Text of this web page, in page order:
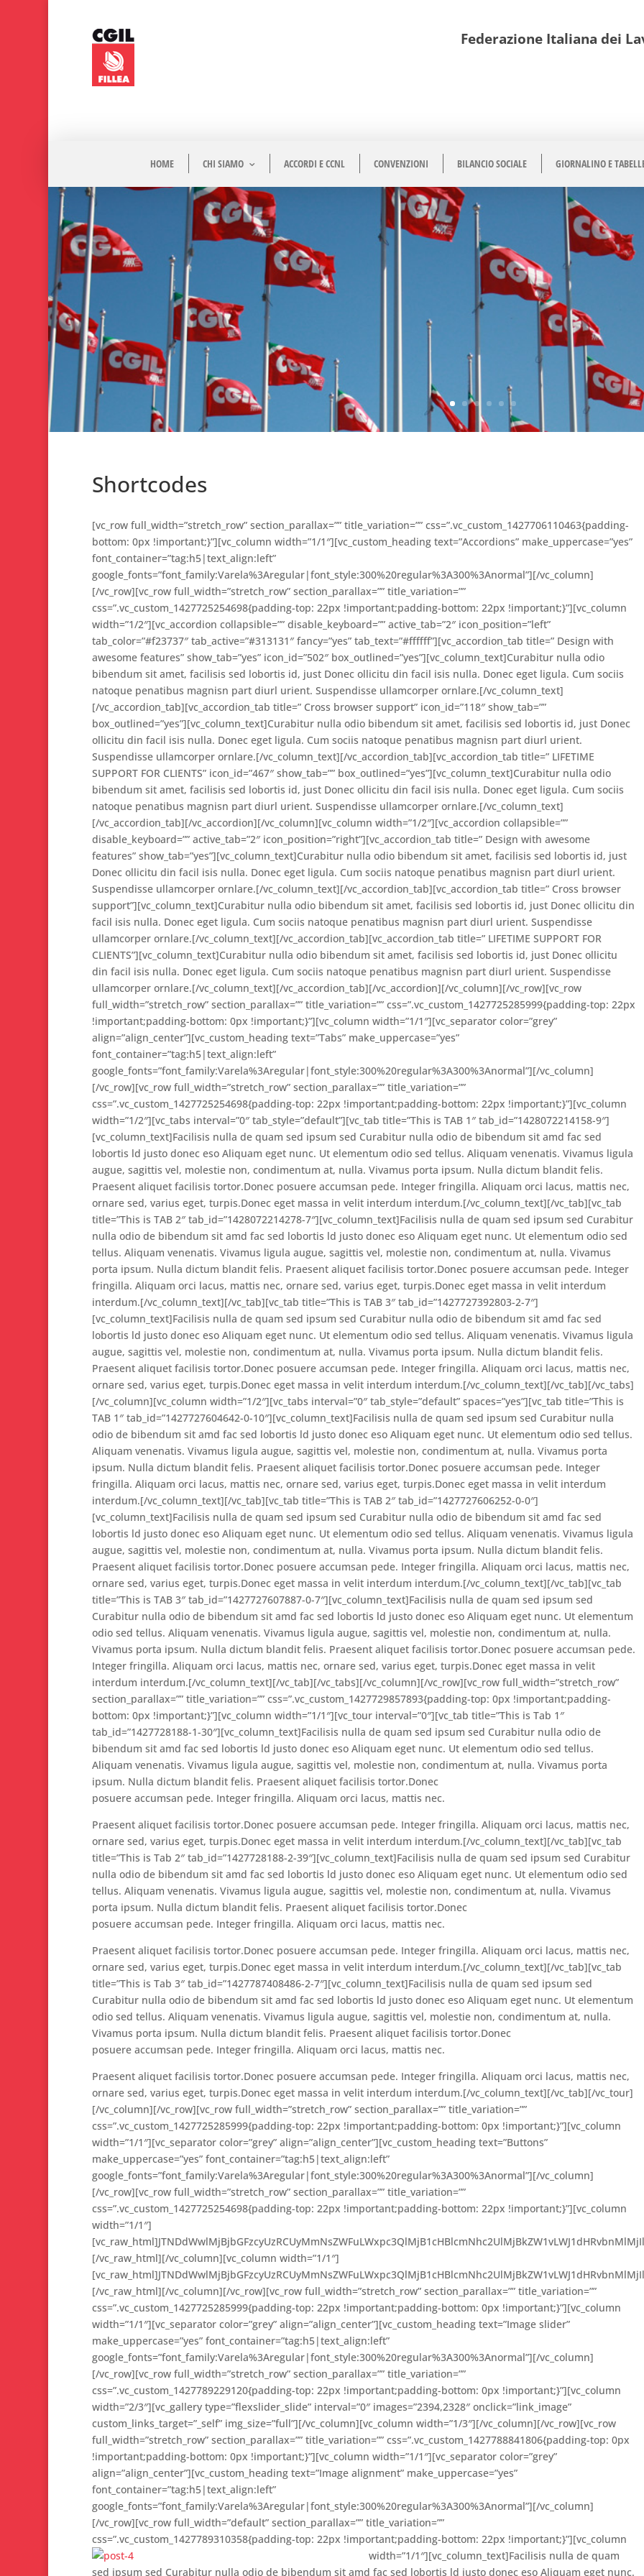
Federazione Italiana dei
HOME CHI SIAMO ACCORDI E CCNL CONVENZIONI BILANCIO SOCIALE GIORNALINO E
Shortcodes
[vc_row full_width=”stretch_row” section_parallax=”” title_variation=”” css=”.vc_custom_1427706110463{padding-
bottom: 0px !important;}”][vc_column width=”1/1″][vc_custom_heading text=”Accordions” make_uppercase=”yes”
font_container=”tag:h5|text_align:left”
google_fonts=”font_family:Varela%3Aregular|font_style:300%20regular%3A300%3Anormal”][/vc_column]
[/vc_row][vc_row full_width=”stretch_row” section_parallax=”” title_variation=””
css=”.vc_custom_1427725254698{padding-top: 22px !important;padding-bottom: 22px !important;}”][vc_column
width=”1/2″][vc_accordion collapsible=”” disable_keyboard=”” active_tab=”2″ icon_position=”left”
tab_color=”#f23737″ tab_active=”#313131″ fancy=”yes” tab_text=”#ffffff”][vc_accordion_tab title=” Design with
awesome features” show_tab=”yes” icon_id=”502″ box_outlined=”yes”][vc_column_text]Curabitur nulla odio
bibendum sit amet, facilisis sed lobortis id, just Donec ollicitu din facil isis nulla. Donec eget ligula. Cum sociis
natoque penatibus magnisn part diurl urient. Suspendisse ullamcorper ornlare.[/vc_column_text]
[/vc_accordion_tab][vc_accordion_tab title=” Cross browser support” icon_id=”118″ show_tab=””
box_outlined=”yes”][vc_column_text]Curabitur nulla odio bibendum sit amet, facilisis sed lobortis id, just Donec
ollicitu din facil isis nulla. Donec eget ligula. Cum sociis natoque penatibus magnisn part diurl urient.
Suspendisse ullamcorper ornlare.[/vc_column_text][/vc_accordion_tab][vc_accordion_tab title=” LIFETIME
SUPPORT FOR CLIENTS” icon_id=”467″ show_tab=”” box_outlined=”yes”][vc_column_text]Curabitur nulla odio
bibendum sit amet, facilisis sed lobortis id, just Donec ollicitu din facil isis nulla. Donec eget ligula. Cum sociis
natoque penatibus magnisn part diurl urient. Suspendisse ullamcorper ornlare.[/vc_column_text]
[/vc_accordion_tab][/vc_accordion][/vc_column][vc_column width=”1/2″][vc_accordion collapsible=””
disable_keyboard=”” active_tab=”2″ icon_position=”right”][vc_accordion_tab title=” Design with awesome
features” show_tab=”yes”][vc_column_text]Curabitur nulla odio bibendum sit amet, facilisis sed lobortis id, just
Donec ollicitu din facil isis nulla. Donec eget ligula. Cum sociis natoque penatibus magnisn part diurl urient.
Suspendisse ullamcorper ornlare.[/vc_column_text][/vc_accordion_tab][vc_accordion_tab title=” Cross browser
support”][vc_column_text]Curabitur nulla odio bibendum sit amet, facilisis sed lobortis id, just Donec ollicitu din
facil isis nulla. Donec eget ligula. Cum sociis natoque penatibus magnisn part diurl urient. Suspendisse
ullamcorper ornlare.[/vc_column_text][/vc_accordion_tab][vc_accordion_tab title=” LIFETIME SUPPORT FOR
CLIENTS”][vc_column_text]Curabitur nulla odio bibendum sit amet, facilisis sed lobortis id, just Donec ollicitu
din facil isis nulla. Donec eget ligula. Cum sociis natoque penatibus magnisn part diurl urient. Suspendisse
ullamcorper ornlare.[/vc_column_text][/vc_accordion_tab][/vc_accordion][/vc_column][/vc_row][vc_row
full_width=”stretch_row” section_parallax=”” title_variation=”” css=”.vc_custom_1427725285999{padding-top: 22px
!important;padding-bottom: 0px !important;}”][vc_column width=”1/1″][vc_separator color=”grey”
align=”align_center”][vc_custom_heading text=”Tabs” make_uppercase=”yes”
font_container=”tag:h5|text_align:left”
google_fonts=”font_family:Varela%3Aregular|font_style:300%20regular%3A300%3Anormal”][/vc_column]
[/vc_row][vc_row full_width=”stretch_row” section_parallax=”” title_variation=””
css=”.vc_custom_1427725254698{padding-top: 22px !important;padding-bottom: 22px !important;}”][vc_column
width=”1/2″][vc_tabs interval=”0″ tab_style=”default”][vc_tab title=”This is TAB 1″ tab_id=”1428072214158-9″]
[vc_column_text]Facilisis nulla de quam sed ipsum sed Curabitur nulla odio de bibendum sit amd fac sed
lobortis ld justo donec eso Aliquam eget nunc. Ut elementum odio sed tellus. Aliquam venenatis. Vivamus ligula
augue, sagittis vel, molestie non, condimentum at, nulla. Vivamus porta ipsum. Nulla dictum blandit felis.
Praesent aliquet facilisis tortor.Donec posuere accumsan pede. Integer fringilla. Aliquam orci lacus, mattis nec,
ornare sed, varius eget, turpis.Donec eget massa in velit interdum interdum.[/vc_column_text][/vc_tab][vc_tab
title=”This is TAB 2″ tab_id=”1428072214278-7″][vc_column_text]Facilisis nulla de quam sed ipsum sed Curabitur
nulla odio de bibendum sit amd fac sed lobortis ld justo donec eso Aliquam eget nunc. Ut elementum odio sed
tellus. Aliquam venenatis. Vivamus ligula augue, sagittis vel, molestie non, condimentum at, nulla. Vivamus
porta ipsum. Nulla dictum blandit felis. Praesent aliquet facilisis tortor.Donec posuere accumsan pede. Integer
fringilla. Aliquam orci lacus, mattis nec, ornare sed, varius eget, turpis.Donec eget massa in velit interdum
interdum.[/vc_column_text][/vc_tab][vc_tab title=”This is TAB 3″ tab_id=”1427727392803-2-7″]
[vc_column_text]Facilisis nulla de quam sed ipsum sed Curabitur nulla odio de bibendum sit amd fac sed
lobortis ld justo donec eso Aliquam eget nunc. Ut elementum odio sed tellus. Aliquam venenatis. Vivamus ligula
augue, sagittis vel, molestie non, condimentum at, nulla. Vivamus porta ipsum. Nulla dictum blandit felis.
Praesent aliquet facilisis tortor.Donec posuere accumsan pede. Integer fringilla. Aliquam orci lacus, mattis nec,
ornare sed, varius eget, turpis.Donec eget massa in velit interdum interdum.[/vc_column_text][/vc_tab][/vc_tabs]
[/vc_column][vc_column width=”1/2″][vc_tabs interval=”0″ tab_style=”default” spaces=”yes”][vc_tab title=”This is
TAB 1″ tab_id=”1427727604642-0-10″][vc_column_text]Facilisis nulla de quam sed ipsum sed Curabitur nulla
odio de bibendum sit amd fac sed lobortis ld justo donec eso Aliquam eget nunc. Ut elementum odio sed tellus.
Aliquam venenatis. Vivamus ligula augue, sagittis vel, molestie non, condimentum at, nulla. Vivamus porta
ipsum. Nulla dictum blandit felis. Praesent aliquet facilisis tortor.Donec posuere accumsan pede. Integer
fringilla. Aliquam orci lacus, mattis nec, ornare sed, varius eget, turpis.Donec eget massa in velit interdum
interdum.[/vc_column_text][/vc_tab][vc_tab title=”This is TAB 2″ tab_id=”1427727606252-0-0″]
[vc_column_text]Facilisis nulla de quam sed ipsum sed Curabitur nulla odio de bibendum sit amd fac sed
lobortis ld justo donec eso Aliquam eget nunc. Ut elementum odio sed tellus. Aliquam venenatis. Vivamus ligula
augue, sagittis vel, molestie non, condimentum at, nulla. Vivamus porta ipsum. Nulla dictum blandit felis.
Praesent aliquet facilisis tortor.Donec posuere accumsan pede. Integer fringilla. Aliquam orci lacus, mattis nec,
ornare sed, varius eget, turpis.Donec eget massa in velit interdum interdum.[/vc_column_text][/vc_tab][vc_tab
title=”This is TAB 3″ tab_id=”1427727607887-0-7″][vc_column_text]Facilisis nulla de quam sed ipsum sed
Curabitur nulla odio de bibendum sit amd fac sed lobortis ld justo donec eso Aliquam eget nunc. Ut elementum
odio sed tellus. Aliquam venenatis. Vivamus ligula augue, sagittis vel, molestie non, condimentum at, nulla.
Vivamus porta ipsum. Nulla dictum blandit felis. Praesent aliquet facilisis tortor.Donec posuere accumsan pede.
Integer fringilla. Aliquam orci lacus, mattis nec, ornare sed, varius eget, turpis.Donec eget massa in velit
interdum interdum.[/vc_column_text][/vc_tab][/vc_tabs][/vc_column][/vc_row][vc_row full_width=”stretch_row”
section_parallax=”” title_variation=”” css=”.vc_custom_1427729857893{padding-top: 0px !important;padding-
bottom: 0px !important;}”][vc_column width=”1/1″][vc_tour interval=”0″][vc_tab title=”This is Tab 1″
tab_id=”1427728188-1-30″][vc_column_text]Facilisis nulla de quam sed ipsum sed Curabitur nulla odio de
bibendum sit amd fac sed lobortis ld justo donec eso Aliquam eget nunc. Ut elementum odio sed tellus.
Aliquam venenatis. Vivamus ligula augue, sagittis vel, molestie non, condimentum at, nulla. Vivamus porta
ipsum. Nulla dictum blandit felis. Praesent aliquet facilisis tortor.Donec
posuere accumsan pede. Integer fringilla. Aliquam orci lacus, mattis nec.
Praesent aliquet facilisis tortor.Donec posuere accumsan pede. Integer fringilla. Aliquam orci lacus, mattis nec,
ornare sed, varius eget, turpis.Donec eget massa in velit interdum interdum.[/vc_column_text][/vc_tab][vc_tab
title=”This is Tab 2″ tab_id=”1427728188-2-39″][vc_column_text]Facilisis nulla de quam sed ipsum sed Curabitur
nulla odio de bibendum sit amd fac sed lobortis ld justo donec eso Aliquam eget nunc. Ut elementum odio sed
tellus. Aliquam venenatis. Vivamus ligula augue, sagittis vel, molestie non, condimentum at, nulla. Vivamus
porta ipsum. Nulla dictum blandit felis. Praesent aliquet facilisis tortor.Donec
posuere accumsan pede. Integer fringilla. Aliquam orci lacus, mattis nec.
Praesent aliquet facilisis tortor.Donec posuere accumsan pede. Integer fringilla. Aliquam orci lacus, mattis nec,
ornare sed, varius eget, turpis.Donec eget massa in velit interdum interdum.[/vc_column_text][/vc_tab][vc_tab
title=”This is Tab 3″ tab_id=”1427787408486-2-7″][vc_column_text]Facilisis nulla de quam sed ipsum sed
Curabitur nulla odio de bibendum sit amd fac sed lobortis ld justo donec eso Aliquam eget nunc. Ut elementum
odio sed tellus. Aliquam venenatis. Vivamus ligula augue, sagittis vel, molestie non, condimentum at, nulla.
Vivamus porta ipsum. Nulla dictum blandit felis. Praesent aliquet facilisis tortor.Donec
posuere accumsan pede. Integer fringilla. Aliquam orci lacus, mattis nec.
Praesent aliquet facilisis tortor.Donec posuere accumsan pede. Integer fringilla. Aliquam orci lacus, mattis nec,
ornare sed, varius eget, turpis.Donec eget massa in velit interdum interdum.[/vc_column_text][/vc_tab][/vc_tour]
[/vc_column][/vc_row][vc_row full_width=”stretch_row” section_parallax=”” title_variation=””
css=”.vc_custom_1427725285999{padding-top: 22px !important;padding-bottom: 0px !important;}”][vc_column
width=”1/1″][vc_separator color=”grey” align=”align_center”][vc_custom_heading text=”Buttons”
make_uppercase=”yes” font_container=”tag:h5|text_align:left”
google_fonts=”font_family:Varela%3Aregular|font_style:300%20regular%3A300%3Anormal”][/vc_column]
[/vc_row][vc_row full_width=”stretch_row” section_parallax=”” title_variation=””
css=”.vc_custom_1427725254698{padding-top: 22px !important;padding-bottom: 22px !important;}”][vc_column
width=”1/1″]
[/vc_raw_html][/vc_column][vc_column width=”1/1″]
[/vc_raw_html][/vc_column][/vc_row][vc_row full_width=”stretch_row” section_parallax=”” title_variation=””
css=”.vc_custom_1427725285999{padding-top: 22px !important;padding-bottom: 0px !important;}”][vc_column
width=”1/1″][vc_separator color=”grey” align=”align_center”][vc_custom_heading text=”Image slider”
make_uppercase=”yes” font_container=”tag:h5|text_align:left”
google_fonts=”font_family:Varela%3Aregular|font_style:300%20regular%3A300%3Anormal”][/vc_column]
[/vc_row][vc_row full_width=”stretch_row” section_parallax=”” title_variation=””
css=”.vc_custom_1427789229120{padding-top: 22px !important;padding-bottom: 0px !important;}”][vc_column
width=”2/3″][vc_gallery type=”flexslider_slide” interval=”0″ images=”2394,2328″ onclick=”link_image”
custom_links_target=”_self” img_size=”full”][/vc_column][vc_column width=”1/3″][/vc_column][/vc_row][vc_row
full_width=”stretch_row” section_parallax=”” title_variation=”” css=”.vc_custom_1427788841806{padding-top: 0px
!important;padding-bottom: 0px !important;}”][vc_column width=”1/1″][vc_separator color=”grey”
align=”align_center”][vc_custom_heading text=”Image alignment” make_uppercase=”yes”
font_container=”tag:h5|text_align:left”
google_fonts=”font_family:Varela%3Aregular|font_style:300%20regular%3A300%3Anormal”][/vc_column]
[/vc_row][vc_row full_width=”default” section_parallax=”” title_variation=””
css=”.vc_custom_1427789310358{padding-top: 22px !important;padding-bottom: 22px !important;}”][vc_column
width=”1/1″][vc_column_text]Facilisis nulla de quam
sed ipsum sed Curabitur nulla odio de bibendum sit amd fac sed lobortis ld justo donec eso Aliquam eget nunc.